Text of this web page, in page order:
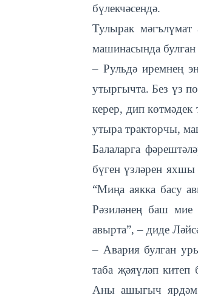
бүлекчәсендә.
Тулырак
машинасында булган
– Рульдә иремнең
утыргычта. Без үз
керер, дип
утыра тракторчы,
Балаларга
бүген үзләрен яхшы
“Миңа аякка басу
Рәзиләнең баш мие
авырта”, – диде
– Авария булган
таба җәяүләп
Аны ашыгыч ярдәм